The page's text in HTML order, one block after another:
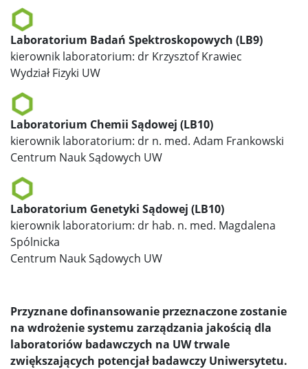
Laboratorium Badań Spektroskopowych (LB9)
kierownik laboratorium: dr Krzysztof Krawiec
Wydział Fizyki UW
Laboratorium Chemii Sądowej (LB10)
kierownik laboratorium: dr n. med. Adam Frankowski
Centrum Nauk Sądowych UW
Laboratorium Genetyki Sądowej (LB10)
kierownik laboratorium: dr hab. n. med. Magdalena
Spólnicka
Centrum Nauk Sądowych UW
Przyznane dofinansowanie przeznaczone zostanie
na wdrożenie systemu zarządzania jakością dla
laboratoriów badawczych na UW trwale
zwiększających potencjał badawczy Uniwersytetu.